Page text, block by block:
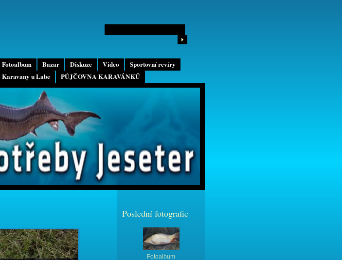
Fotoalbum Bazar Diskuze Video
Sportovní revíry
Karavany u Labe PŮJČOVNA KARAVÁNKŮ
Poslední fotografie
Fotoalbum